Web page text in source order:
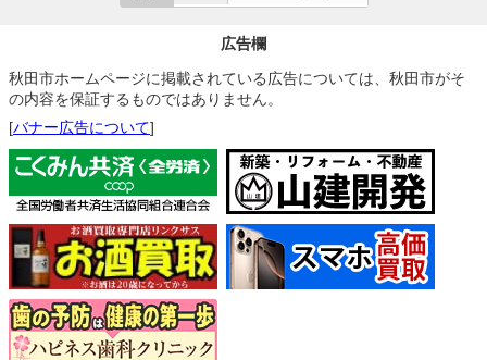
広告欄
秋田市ホームページに掲載されている広告については、秋田市がそ
の内容を保証するものではありません。
[バナー広告について]